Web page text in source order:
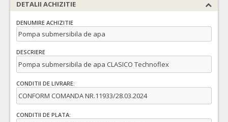
DETALII ACHIZITIE
DENUMIRE ACHIZITIE
Pompa submersibila de apa
DESCRIERE
Pompa submersibila de apa CLASICO Technoflex
CONDITII DE LIVRARE:
CONFORM COMANDA NR.11933/28.03.2024
CONDITII DE PLATA: